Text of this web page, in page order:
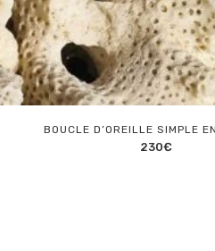
BOUCLE D’OREILLE SIMPLE
230€